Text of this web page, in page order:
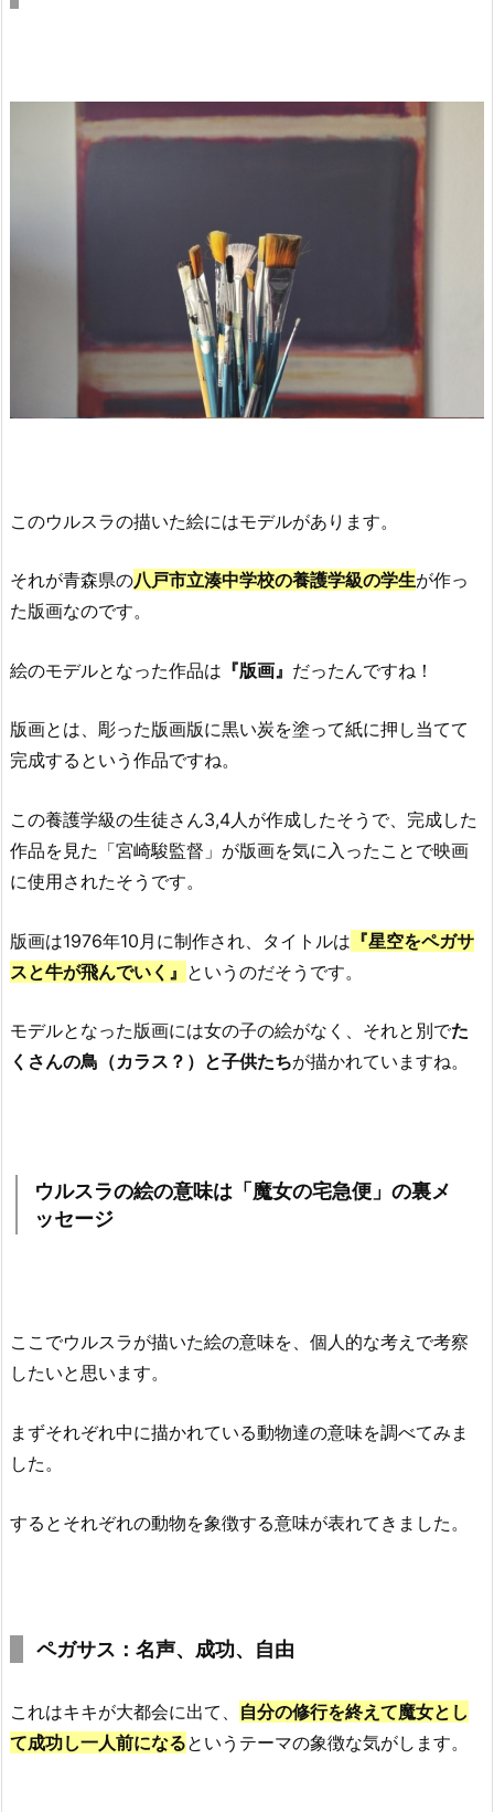
このウルスラの描いた絵にはモデルがあります。
それが青森県の八戸市立湊中学校の養護学級の学生が作っ
た版画なのです。
絵のモデルとなった作品は 『版画』 だったんですね！
版画とは、彫った版画版に黒い炭を塗って紙に押し当てて
完成するという作品ですね。
この養護学級の生徒さん3,4人が作成したそうで、完成した
作品を見た「宮崎駿監督」が版画を気に入ったことで映画
に使用されたそうです。
版画は1976年10月に制作され、タイトルは 『星空をペガサ
スと牛が飛んでいく』 というのだそうです。
モデルとなった版画には女の子の絵がなく、それと別でた
くさんの鳥（カラス？）と子供たちが描かれていますね。
ウルスラの絵の意味は「魔女の宅急便」の裏メ
ッセージ
ここでウルスラが描いた絵の意味を、個人的な考えで考察
したいと思います。
まずそれぞれ中に描かれている動物達の意味を調べてみま
した。
するとそれぞれの動物を象徴する意味が表れてきました。
ペガサス：名声、成功、自由
これはキキが大都会に出て、 自分の修行を終えて魔女とし
て成功し一人前になるというテーマの象徴な気がします。